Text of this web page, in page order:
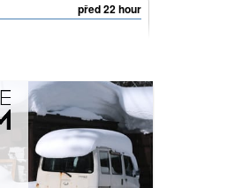
před 22 hour